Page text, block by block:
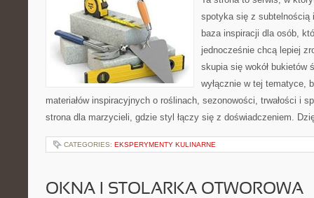
spotyka się z subtelnością
baza inspiracji dla osób,
jednocześnie chcą lepiej
skupia się wokół bukietów
wyłącznie w tej tematyce,
materiałów inspiracyjnych o roślinach, sezonowości, trwałości i
strona dla marzycieli, gdzie styl łączy się z doświadczeniem.
CATEGORIES: EKSPERYMENTY KULINARNE
OKNA I STOLARKA OTWOROWA